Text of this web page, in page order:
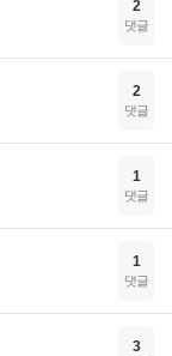
2
댓글
2
댓글
1
댓글
1
댓글
3